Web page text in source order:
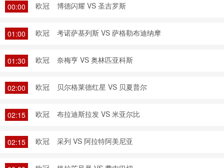
00:00 欧冠 博德闪耀 VS 圣吉罗斯
01:00 欧冠 考诺萨基列斯 VS 萨格勒布迪纳摩
01:30 欧冠 奈梅亨 VS 奥林匹亚科斯
02:00 欧冠 贝尔格莱德红星 VS 贝夏普尔
02:15 欧冠 布拉迪斯拉发 VS 米亚尔比
02:15 欧冠 采列 VS 阿拉特阿美尼亚